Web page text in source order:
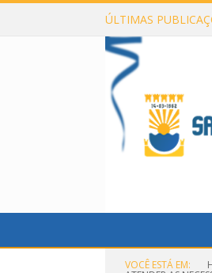
ÚLTIMAS
VOCÊ ESTÁ EM: